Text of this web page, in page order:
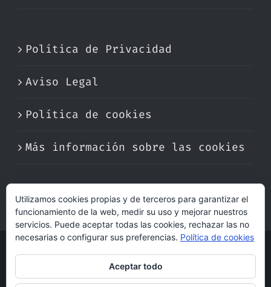
Política de Privacidad
Aviso Legal
Política de cookies
Más información sobre las cookies
| Derechos Reservados | Hecho con cariño
Utilizamos cookies propias y de terceros para garantizar el
funcionamiento de la web, medir su uso y mejorar nuestros
servicios. Puede aceptar todas las cookies, rechazar las no
necesarias o configurar sus preferencias. Política de cookies
Aceptar todo